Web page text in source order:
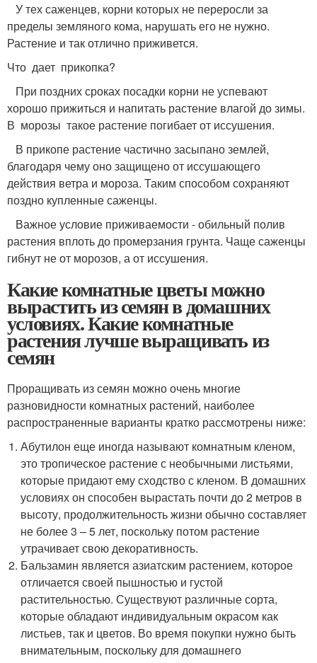
У тех саженцев, корни которых не переросли за
пределы земляного кома, нарушать его не нужно.
Растение и так отлично приживется.
Что дает прикопка?
При поздних сроках посадки корни не успевают
хорошо прижиться и напитать растение влагой до зимы.
В морозы такое растение погибает от иссушения.
В прикопе растение частично засыпано землей,
благодаря чему оно защищено от иссушающего
действия ветра и мороза. Таким способом сохраняют
поздно купленные саженцы.
Важное условие приживаемости - обильный полив
растения вплоть до промерзания грунта. Чаще саженцы
гибнут не от морозов, а от иссушения.
Какие комнатные цветы можно
вырастить из семян в домашних
условиях. Какие комнатные
растения лучше выращивать из
семян
Проращивать из семян можно очень многие
разновидности комнатных растений, наиболее
распространенные варианты кратко рассмотрены ниже:
Абутилон еще иногда называют комнатным кленом,
это тропическое растение с необычными листьями,
которые придают ему сходство с кленом. В домашних
условиях он способен вырастать почти до 2 метров в
высоту, продолжительность жизни обычно составляет
не более 3 – 5 лет, поскольку потом растение
утрачивает свою декоративность.
Бальзамин является азиатским растением, которое
отличается своей пышностью и густой
растительностью. Существуют различные сорта,
которые обладают индивидуальным окрасом как
листьев, так и цветов. Во время покупки нужно быть
внимательным, поскольку для домашнего